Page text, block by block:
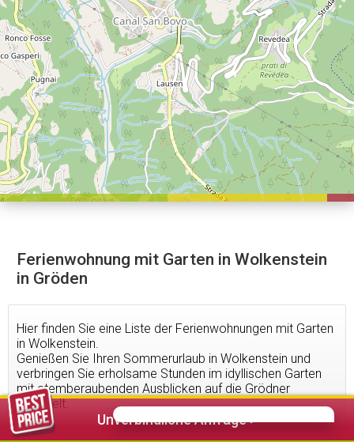
Ferienwohnung mit Garten in Wolkenstein
in Gröden
Hier finden Sie eine Liste der Ferienwohnungen mit Garten
in Wolkenstein.
Genießen Sie Ihren Sommerurlaub in Wolkenstein und
verbringen Sie erholsame Stunden im idyllischen Garten
mit atemberaubenden Ausblicken auf die Grödner
Bergwelt.
36Unterkünfte gefunden
Unverbindliche Anfrage >